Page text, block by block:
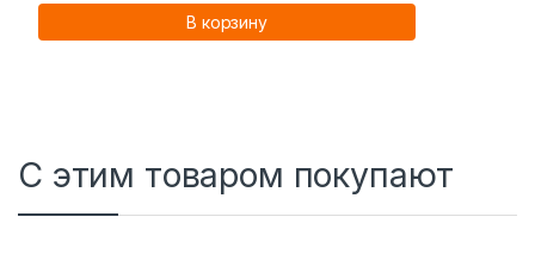
В корзину
С этим товаром покупают